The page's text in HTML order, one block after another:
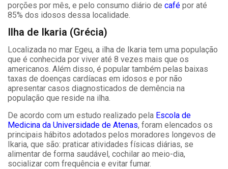
porções por mês, e pelo consumo diário de café por até
85% dos idosos dessa localidade.
Ilha de Ikaria (Grécia)
Localizada no mar Egeu, a ilha de Ikaria tem uma população
que é conhecida por viver até 8 vezes mais que os
americanos. Além disso, é popular também pelas baixas
taxas de doenças cardíacas em idosos e por não
apresentar casos diagnosticados de demência na
população que reside na ilha.
De acordo com um estudo realizado pela Escola de
Medicina da Universidade de Atenas, foram elencados os
principais hábitos adotados pelos moradores longevos de
Ikaria, que são: praticar atividades físicas diárias, se
alimentar de forma saudável, cochilar ao meio-dia,
socializar com frequência e evitar fumar.